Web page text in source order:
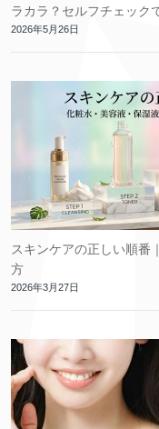
ラカラ？セルフチェック
2026年5月26日
スキンケアの正しい順番
方
2026年3月27日